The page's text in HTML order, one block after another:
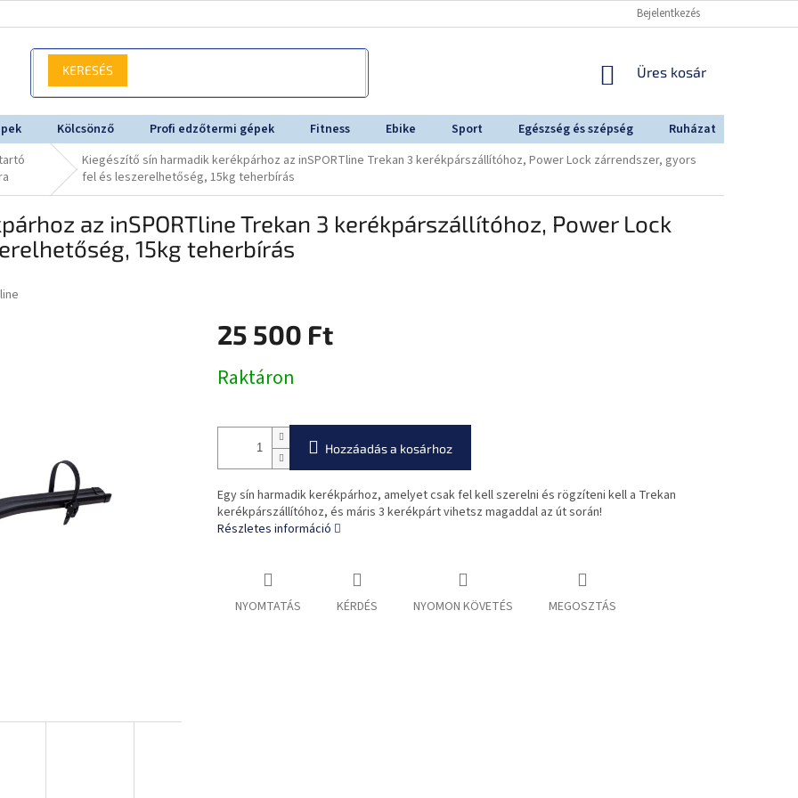
Bejelentkezés
KOSÁR
Üres kosár
Kölcsönző Profi edzőtermi gépek Fitness Ebike Sport Egészség és szépség Ruházat
Kiegészítő sín harmadik kerékpárhoz az inSPORTline Trekan 3 kerékpárszállítóhoz, Power Lock zárrendszer, gyors
fel és leszerelhetőség, 15kg teherbírás
az inSPORTline Trekan 3 kerékpárszállítóhoz, Power Lock
15kg teherbírás
25 500 Ft
Raktáron
Hozzáadás a kosárhoz
Egy sín harmadik kerékpárhoz, amelyet csak fel kell szerelni és rögzíteni kell a Trekan
kerékpárszállítóhoz, és máris 3 kerékpárt vihetsz magaddal az út során!
Részletes információ
NYOMTATÁS KÉRDÉS NYOMON KÖVETÉS MEGOSZTÁS